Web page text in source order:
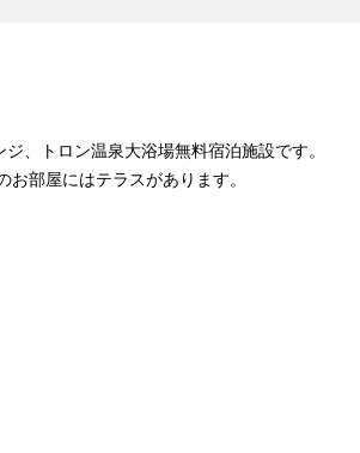
、トロン温泉大浴場無料宿泊施設です。
部屋にはテラスがあります。